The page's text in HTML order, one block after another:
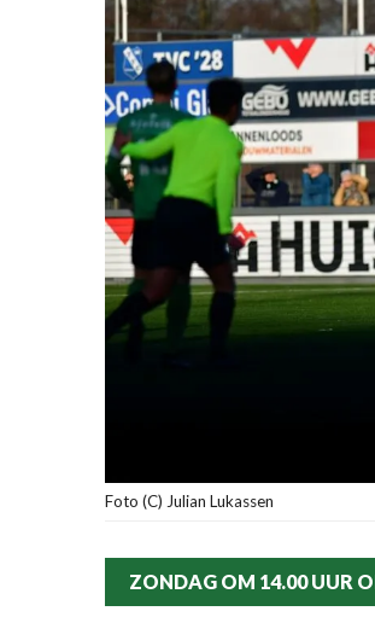
Foto (C) Julian Lukassen
ZONDAG OM 14.00 UUR